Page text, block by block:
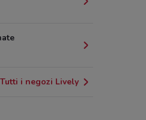
Tutti i negozi Lively